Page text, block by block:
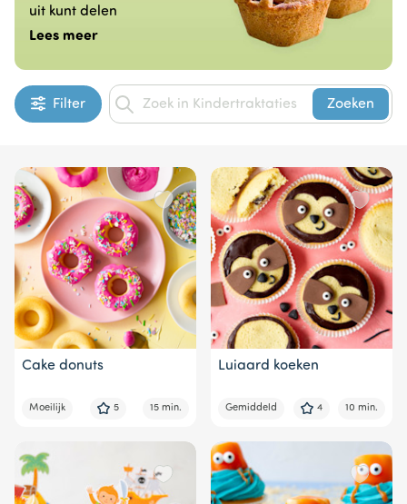
uit kunt delen
Lees meer
Filter Zoeken
Cake donuts
Moeilijk 5 15 min.
Luiaard koeken
Gemiddeld 4 10 min.